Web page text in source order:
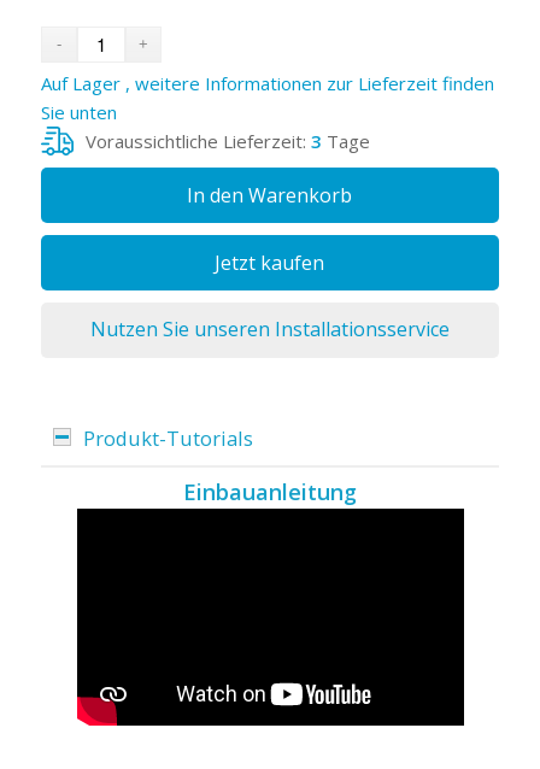
Auf Lager , weitere Informationen zur Lieferzeit finden
Sie unten
Voraussichtliche Lieferzeit: 3 Tage
In den Warenkorb
Jetzt kaufen
Nutzen Sie unseren Installationsservice
Produkt-Tutorials
Einbauanleitung